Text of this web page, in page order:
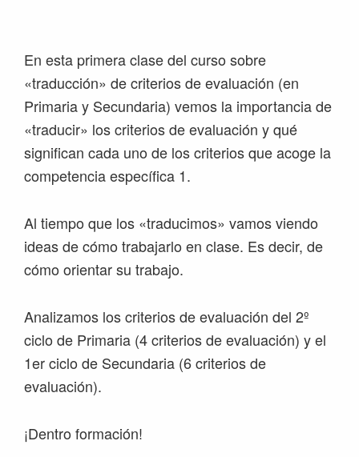
navegación
principal
contenido
principal
barra
lateral
principal
página
En esta primera clase del curso sobre
«traducción» de criterios de evaluación (en
Primaria y Secundaria) vemos la importancia de
«traducir» los criterios de evaluación y qué
significan cada uno de los criterios que acoge la
competencia específica 1.
Al tiempo que los «traducimos» vamos viendo
ideas de cómo trabajarlo en clase. Es decir, de
cómo orientar su trabajo.
Analizamos los criterios de evaluación del 2º
ciclo de Primaria (4 criterios de evaluación) y el
1er ciclo de Secundaria (6 criterios de
evaluación).
¡Dentro formación!